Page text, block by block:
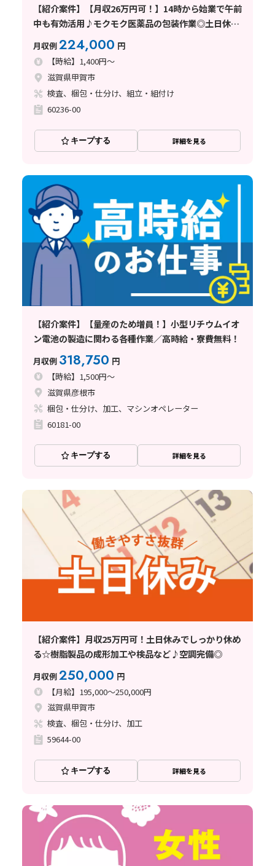
【紹介案件】【月収26万円可！】14時から始業で午前
中も有効活用♪モクモク医薬品の包装作業◎土日休み
で無理なく働けます♪
月収例224,000 円
【時給】1,400円～
滋賀県甲賀市
検査、梱包・仕分け、組立・組付け
60236-00
キープする 詳細を見る
【紹介案件】【量産のため増員！】小型リチウムイオ
ン電池の製造に関わる各種作業／高時給・寮費無料！
月収例 318,750 円
【時給】1,500円～
滋賀県彦根市
梱包・仕分け、加工、マシンオペレーター
60181-00
キープする 詳細を見る
【紹介案件】月収25万円可！土日休みでしっかり休め
る☆樹脂製品の成形加工や検品など♪空調完備◎
月収例250,000 円
【月給】195,000～250,000円
滋賀県甲賀市
検査、梱包・仕分け、加工
59644-00
キープする 詳細を見る